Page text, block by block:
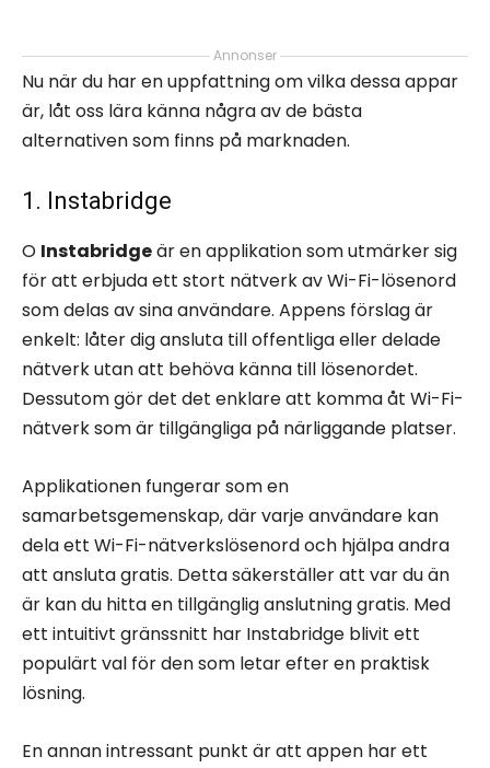
Annonser
Nu när du har en uppfattning om vilka dessa appar
är, låt oss lära känna några av de bästa
alternativen som finns på marknaden.
1. Instabridge
O Instabridgeär en applikation som utmärker sig
för att erbjuda ett stort nätverk av Wi-Fi-lösenord
som delas av sina användare. Appens förslag är
enkelt: låter dig ansluta till offentliga eller delade
nätverk utan att behöva känna till lösenordet.
Dessutom gör det det enklare att komma åt Wi-Fi-
nätverk som är tillgängliga på närliggande platser.
Applikationen fungerar som en
samarbetsgemenskap, där varje användare kan
dela ett Wi-Fi-nätverkslösenord och hjälpa andra
att ansluta gratis. Detta säkerställer att var du än
är kan du hitta en tillgänglig anslutning gratis. Med
ett intuitivt gränssnitt har Instabridge blivit ett
populärt val för den som letar efter en praktisk
lösning.
En annan intressant punkt är att appen har ett